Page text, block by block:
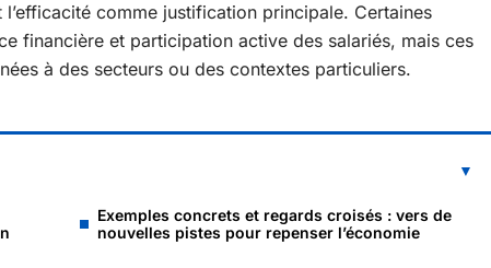
comme justification principale. Certaines
financière et participation active des salariés, mais ces
à des secteurs ou des contextes particuliers.
Exemples concrets et regards croisés : vers de
nouvelles pistes pour repenser l’économie